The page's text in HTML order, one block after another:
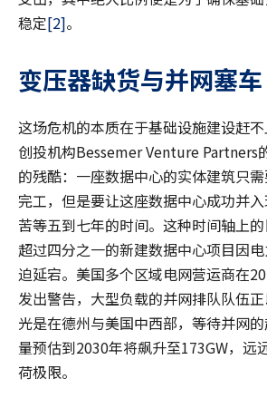
稳定[2]。
变压器缺货与并网塞车
这场危机的本质在于基础设施建设赶不
创投机构Bessemer Venture Partners
的残酷：一座数据中心的实体建筑只
完工，但是要让这座数据中心成功并
苦等五到七年的时间。这种时间轴上
超过四分之一的新建数据中心项目因
迫延宕。美国多个区域电网营运商在
发出警告，大型负载的并网排队队伍
光是在德州与美国中西部，等待并网
量预估到2030年将飙升至173GW，远
荷极限。